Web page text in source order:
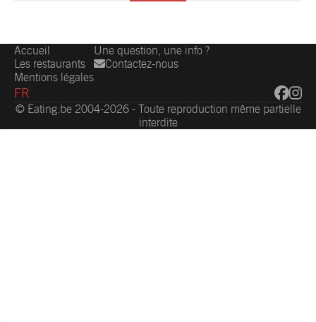
Accueil
Les restaurants
Mentions légales
Une question, une info ?
Contactez-nous
FR
© Eating.be 2004-2026 - Toute reproduction même partielle
interdite